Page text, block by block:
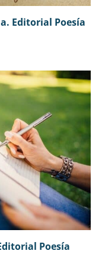
Editorial Poesía
Poesía